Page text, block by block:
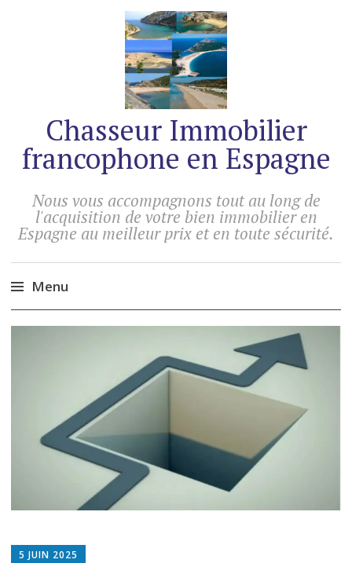
Chasseur Immobilier
francophone en Espagne
Nous vous accompagnons tout au long de
l'acquisition de votre bien immobilier en
Espagne au meilleur prix et en toute sécurité.
Menu
Accéder
5 JUIN 2025